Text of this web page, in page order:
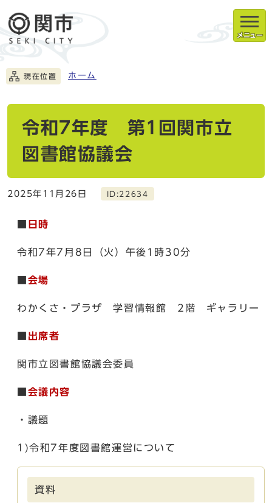
メニュー
現在位置 ホーム
令和7年度 第1回関市立
図書館協議会
2025年11月26日 ID:22634
日時
令和7年7月8日（火）午後1時30分
会場
わかくさ・プラザ 学習情報館 2階 ギャラリー
出席者
関市立図書館協議会委員
会議内容
・議題
1)令和7年度図書館運営について
資料